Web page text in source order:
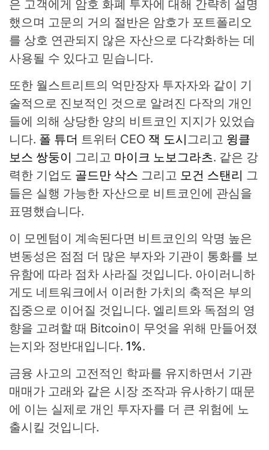
은 고객에게 암호 화폐 투자에 대해 간략히 설명
했으며 고문의 거의 절반은 암호가 포트폴리오
를 상호 연관되지 않은 자산으로 다각화하는 데
사용될 수 있다고 믿습니다.
또한 월스트리트의 억만장자 투자자와 같이 기
술적으로 진보적인 것으로 알려진 다작의 개인
들에 의해 상당한 양의 비트코인 ​​지지가 있었습
니다. 폴 튜더 트위터 CEO 잭 도시그리고 윙클
보스 쌍둥이 그리고 마이크 노보그라츠. 같은 강
력한 기업도 골드만 삭스 그리고 모건 스탠리 그
들은 실행 가능한 자산으로 비트코인에 관심을
표명했습니다.
이 모멘텀이 계속된다면 비트코인의 악명 높은
변동성은 점점 더 많은 부자와 기관이 통화를 보
유함에 따라 점차 사라질 것입니다. 아이러니하
게도 네트워크에서 이러한 가치의 축적은 부의
집중으로 이어질 것입니다. 엘리트와 독점의 영
향을 고려할 때 Bitcoin이 무엇을 위해 만들어졌
는지와 정반대입니다. 1%.
금융 사고의 고전적인 학파를 유지하면서 기관
매매가 고래와 같은 시장 조작과 유사하기 때문
에 이는 실제로 개인 투자자를 더 큰 위험에 노
출시킬 것입니다.